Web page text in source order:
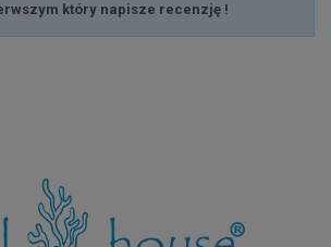
który napisze recenzję !